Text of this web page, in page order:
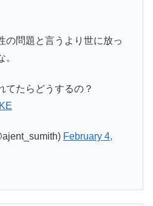
の問題と言うより世に放っ
てたらどうするの？
February 4,